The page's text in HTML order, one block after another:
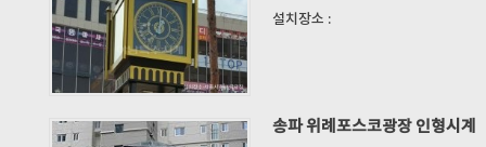
설치장소 :
송파 위례포스코광장 인형시계